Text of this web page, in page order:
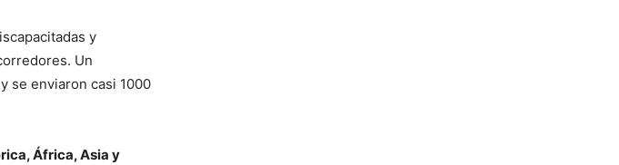
y
Un
se enviaron casi 1000
África, Asia y